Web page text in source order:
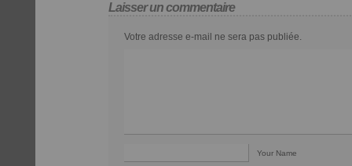
Laisser un commentaire
Votre adresse e-mail ne sera pas publiée.
Your Name